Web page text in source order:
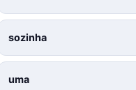
sozinha
uma